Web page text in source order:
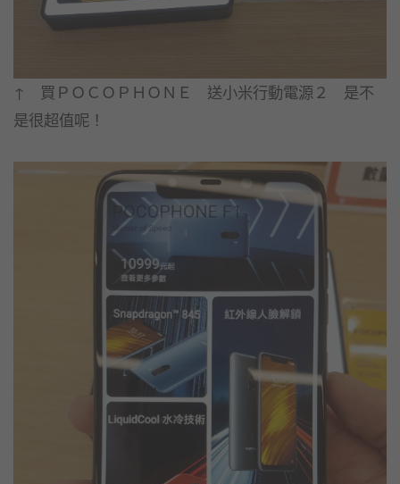
↑ 買ＰＯＣＯＰＨＯＮＥ 送小米行動電源２ 是不
是很超值呢！